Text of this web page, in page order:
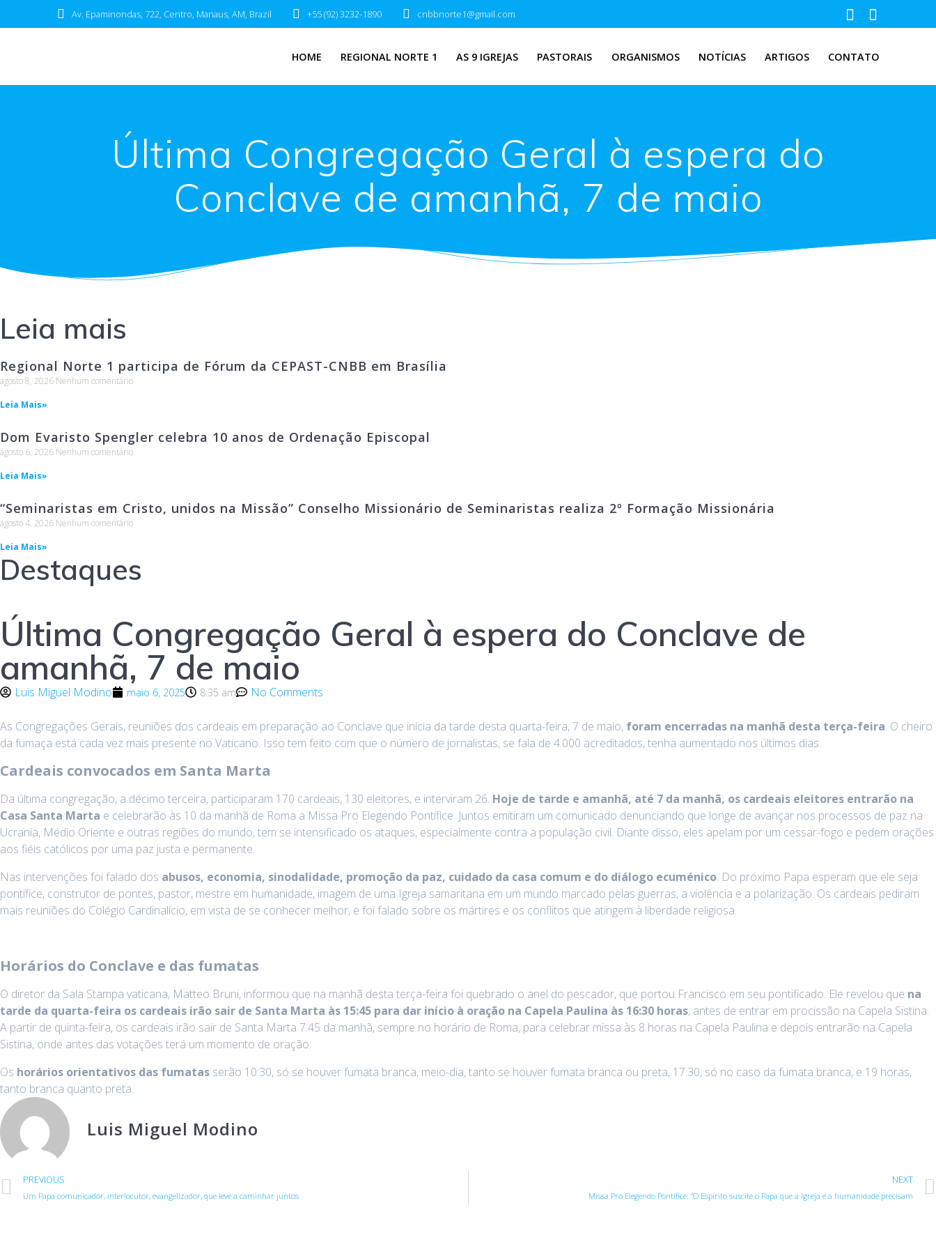
Av. Epaminondas, 722, Centro, Manaus, AM, Brazil +55 (92) 3232-1890 cnbbnorte1@gmail.com
HOME REGIONAL NORTE 1 AS 9 IGREJAS PASTORAIS ORGANISMOS NOTÍCIAS ARTIGOS CONTATO
Última Congregação Geral à espera do
Conclave de amanhã, 7 de maio
Leia mais
Regional Norte 1 participa de Fórum da CEPAST-CNBB em Brasília
agosto 8, 2026 Nenhum comentário
Leia Mais»
Dom Evaristo Spengler celebra 10 anos de Ordenação Episcopal
agosto 6, 2026 Nenhum comentário
Leia Mais»
“Seminaristas em Cristo, unidos na Missão” Conselho Missionário de Seminaristas realiza 2º Formação Missionária
agosto 4, 2026 Nenhum comentário
Leia Mais»
Destaques
Última Congregação Geral à espera do Conclave de
amanhã, 7 de maio
Luis Miguel Modino maio 6, 2025 8:35 am No Comments
As Congregações Gerais, reuniões dos cardeais em preparação ao Conclave que inicia da tarde desta quarta-feira, 7 de maio, foram encerradas na manhã desta terça-feira. O cheiro
da fumaça está cada vez mais presente no Vaticano. Isso tem feito com que o número de jornalistas, se fala de 4.000 acreditados, tenha aumentado nos últimos dias.
Cardeais convocados em Santa Marta
Da última congregação, a décimo terceira, participaram 170 cardeais, 130 eleitores, e interviram 26. Hoje de tarde e amanhã, até 7 da manhã, os cardeais eleitores entrarão na
Casa Santa Marta e celebrarão às 10 da manhã de Roma a Missa Pro Elegendo Pontífice. Juntos emitiram um comunicado denunciando que longe de avançar nos processos de paz na
Ucrania, Médio Oriente e outras regiões do mundo, tem se intensificado os ataques, especialmente contra a população civil. Diante disso, eles apelam por um cessar-fogo e pedem orações
aos fiéis católicos por uma paz justa e permanente.
Nas intervenções foi falado dos abusos, economia, sinodalidade, promoção da paz, cuidado da casa comum e do diálogo ecuménico. Do próximo Papa esperam que ele seja
pontífice, construtor de pontes, pastor, mestre em humanidade, imagem de uma Igreja samaritana em um mundo marcado pelas guerras, a violência e a polarização. Os cardeais pediram
mais reuniões do Colégio Cardinalício, em vista de se conhecer melhor, e foi falado sobre os mártires e os conflitos que atingem à liberdade religiosa.
Horários do Conclave e das fumatas
O diretor da Sala Stampa vaticana, Matteo Bruni, informou que na manhã desta terça-feira foi quebrado o anel do pescador, que portou Francisco em seu pontificado. Ele revelou que na
tarde da quarta-feira os cardeais irão sair de Santa Marta às 15:45 para dar início à oração na Capela Paulina às 16:30 horas, antes de entrar em procissão na Capela Sistina.
A partir de quinta-feira, os cardeais irão sair de Santa Marta 7:45 da manhã, sempre no horário de Roma, para celebrar missa às 8 horas na Capela Paulina e depois entrarão na Capela
Sistina, onde antes das votações terá um momento de oração.
Os horários orientativos das fumatas serão 10:30, só se houver fumata branca, meio-dia, tanto se houver fumata branca ou preta, 17:30, só no caso da fumata branca, e 19 horas,
tanto branca quanto preta.
Luis Miguel Modino
PREVIOUS
Um Papa comunicador, interlocutor, evangelizador, que leve a caminhar juntos
NEXT
Missa Pro Elegendo Pontífice: “O Espírito suscite o Papa que a Igreja e a humanidade precisam